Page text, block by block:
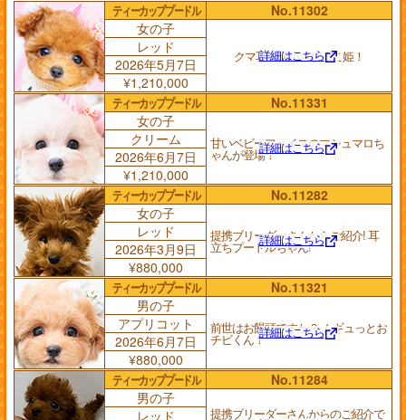
ティーカッププードル
No.11302
女の子
クマ耳の極小ちびっこ姫！
詳細はこちら
レッド
2026年5月7日
¥1,210,000
ティーカッププードル
No.11331
女の子
甘いベビーフェイスのマシュマロち
ゃんが登場！詳細はこちら
クリーム
2026年6月7日
¥1,210,000
ティーカッププードル
No.11282
女の子
提携ブリーダーさんからご紹介! 耳
立ちプードルちゃん!
詳細はこちら
レッド
2026年3月9日
¥880,000
ティーカッププードル
No.11321
男の子
前世はお饅頭ですか？ ムギュっとお
チビくん！詳細はこちら
アプリコット
2026年6月7日
¥880,000
ティーカッププードル
No.11284
男の子
提携ブリーダーさんからのご紹介で
レッド